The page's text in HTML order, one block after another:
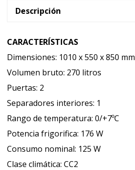
INOX
Descripción
CARACTERÍSTICAS
Dimensiones: 1010 x 550 x 850 mm
Volumen bruto: 270 litros
Puertas: 2
Separadores interiores: 1
Rango de temperatura: 0/+7ºC
Potencia frigorifica: 176 W
Consumo nominal: 125 W
Clase climática: CC2